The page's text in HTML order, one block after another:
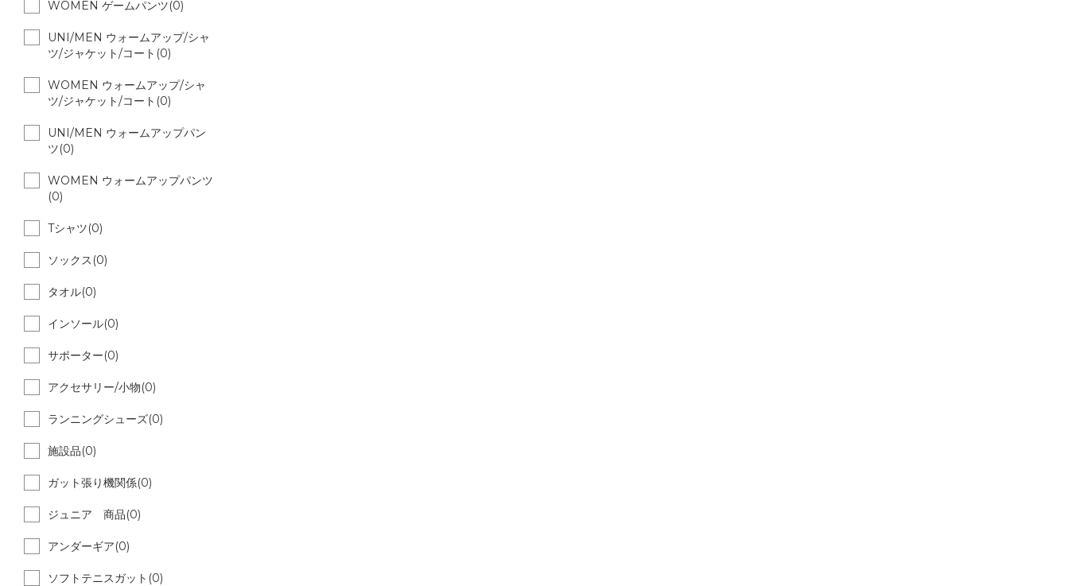
WOMEN ゲームパンツ(0)
UNI/MEN ウォームアップ/シャ
ツ/ジャケット/コート(0)
WOMEN ウォームアップ/シャ
ツ/ジャケット/コート(0)
UNI/MEN ウォームアップパン
ツ(0)
WOMEN ウォームアップパンツ
(0)
Tシャツ(0)
ソックス(0)
タオル(0)
インソール(0)
サポーター(0)
アクセサリー/小物(0)
ランニングシューズ(0)
施設品(0)
ガット張り機関係(0)
ジュニア 商品(0)
アンダーギア(0)
ソフトテニスガット(0)